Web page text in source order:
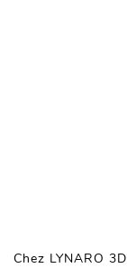
Chez LYNARO